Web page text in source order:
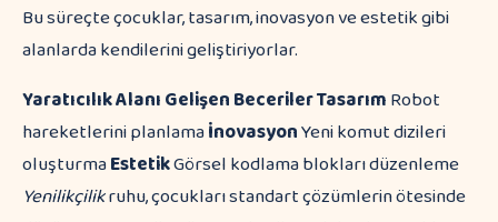
Bu süreçte çocuklar, tasarım, inovasyon ve estetik gibi
alanlarda kendilerini geliştiriyorlar.
Yaratıcılık AlanıGelişen BecerilerTasarımRobot
hareketlerini planlamaİnovasyonYeni komut dizileri
oluşturmaEstetikGörsel kodlama blokları düzenleme
Yenilikçilikruhu, çocukları standart çözümlerin ötesinde